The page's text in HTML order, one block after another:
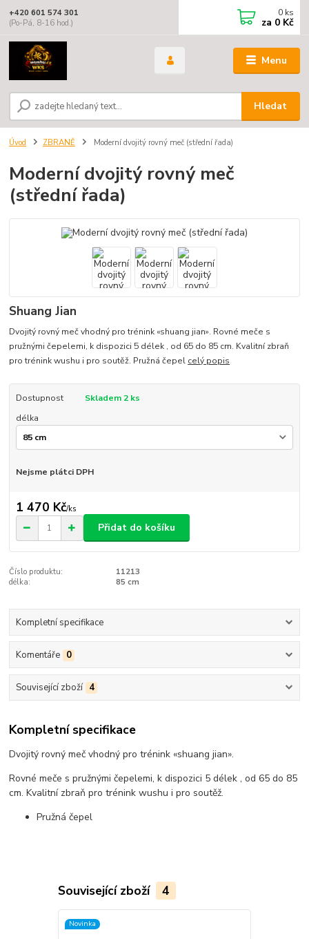
Menu
Hledat
+420 601 574 301
(Po-Pá, 8-16 hod.)
0 ks
za 0 Kč
Úvod ZBRANĚ Moderní dvojitý rovný meč (střední řada)
Moderní dvojitý rovný meč
(střední řada)
Shuang Jian
Dvojitý rovný meč vhodný pro trénink «shuang jian». Rovné meče s
pružnými čepelemi, k dispozici 5 délek , od 65 do 85 cm. Kvalitní zbraň
pro trénink wushu i pro soutěž. Pružná čepel celý popis
Dostupnost
Skladem 2 ks
délka
Nejsme plátci DPH
1 470 Kč/ks
Přidat do košíku
Číslo produktu:
11213
délka:
85 cm
Kompletní specifikace
Komentáře 0
Související zboží 4
Kompletní specifikace
Dvojitý rovný meč vhodný pro trénink «shuang jian».
Rovné meče s pružnými čepelemi, k dispozici 5 délek , od 65 do 85
cm. Kvalitní zbraň pro trénink wushu i pro soutěž.
Pružná čepel
Související zboží 4
Novinka